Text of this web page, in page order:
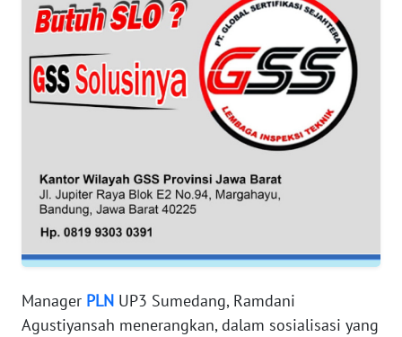
Manager PLN UP3 Sumedang, Ramdani
Agustiyansah menerangkan, dalam sosialisasi yang
WN
PAPUA
BARAT
WN
SERAMBI
WN
WN